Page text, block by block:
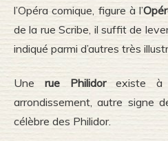
l’Opéra comique, figure à l’
de la rue Scribe, il suffit de
indiqué parmi d’autres très
Une rue Philidorexiste à
arrondissement, autre signe
célèbre des Philidor.